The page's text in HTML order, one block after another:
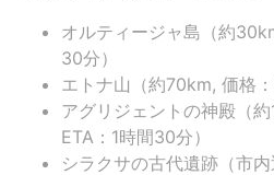
オルティージャ島（約
30分）
エトナ山（約70km, 価格
アグリジェントの神殿（
ETA：1時間30分）
シラクサの古代遺跡（市